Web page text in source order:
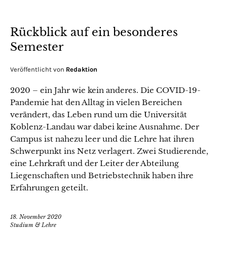
Rückblick auf ein besonderes
Semester
Veröffentlicht von Redaktion
2020 – ein Jahr wie kein anderes. Die COVID-19-
Pandemie hat den Alltag in vielen Bereichen
verändert, das Leben rund um die Universität
Koblenz-Landau war dabei keine Ausnahme. Der
Campus ist nahezu leer und die Lehre hat ihren
Schwerpunkt ins Netz verlagert. Zwei Studierende,
eine Lehrkraft und der Leiter der Abteilung
Liegenschaften und Betriebstechnik haben ihre
Erfahrungen geteilt.
18. November 2020
Studium & Lehre